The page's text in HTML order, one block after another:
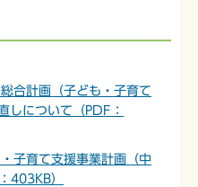
合計画（子ども・子育て
しについて（PDF：
子育て支援事業計画（中
403KB）